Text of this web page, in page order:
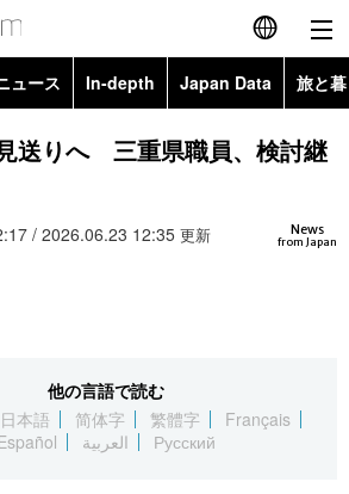
English
简体字
Русский
ュース In-depth Japan Data 旅と
Topics
送りへ 三重県職員、検討継
News
from Japan
/ 2026.06.23 12:35 更新
他の言語で読む
日本語 简体字 繁體字
Français
العربية Русский